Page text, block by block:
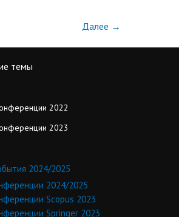
Далее →
темы
2022
2023
2024/2025
2024/2025
Scopus 2023
Springer 2023